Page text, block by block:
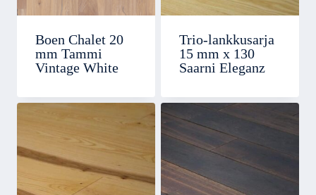
Boen Chalet 20
mm Tammi
Vintage White
Trio-lankkusarja
15 mm x 130
Saarni Eleganz